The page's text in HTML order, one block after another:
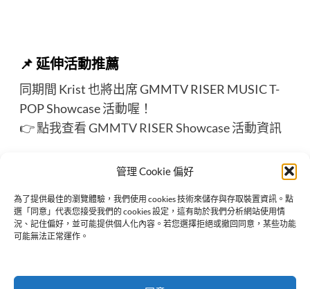
管理 Cookie 偏好
為了提供最佳的瀏覽體驗，我們使用 cookies 技術來儲存與存取裝置資訊。點
選「同意」代表您接受我們的 cookies 設定，這有助於我們分析網站使用情
況、記住偏好，並可能提供個人化內容。若您選擇拒絕或撤回同意，某些功能
可能無法正常運作。
📌延伸活動推薦
同期間 Krist 也將出席 GMMTV RISER MUSIC T-
POP Showcase 活動喔！
👉點我查看 GMMTV RISER Showcase 活動資訊
Previous:
2025 HER VERSE & HIS VOICE CONCERT 泰國音樂會 Written
《四方極愛》2025 澳門粉絲見面會 Fourever You Fan